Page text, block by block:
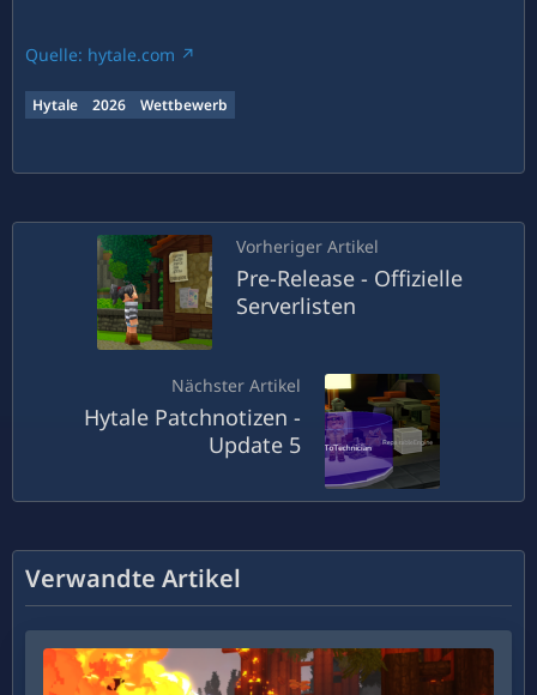
Quelle: hytale.com
Hytale 2026 Wettbewerb
Vorheriger Artikel
Pre-Release - Offizielle
Serverlisten
Nächster Artikel
Hytale Patchnotizen -
Update 5
Verwandte Artikel